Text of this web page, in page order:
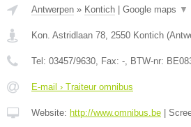
Antwerpen » Kontich | Google maps ▼
Kon. Astridlaan 78 2550 Kontich (
Tel: 03457/9630 , Fax: - , BTW-nr:
E-mail › Traiteur omnibus
Website: http://www.omnibus.be |